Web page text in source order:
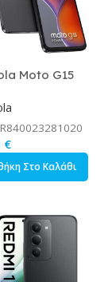
Moto G15
Gray
€
Στο Καλάθι